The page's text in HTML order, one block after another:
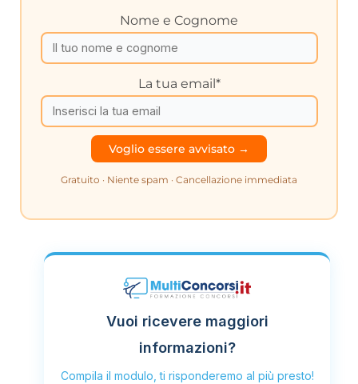
Nome e Cognome
La tua email*
Gratuito · Niente spam · Cancellazione immediata
Vuoi ricevere maggiori
informazioni?
Compila il modulo, ti risponderemo al più presto!